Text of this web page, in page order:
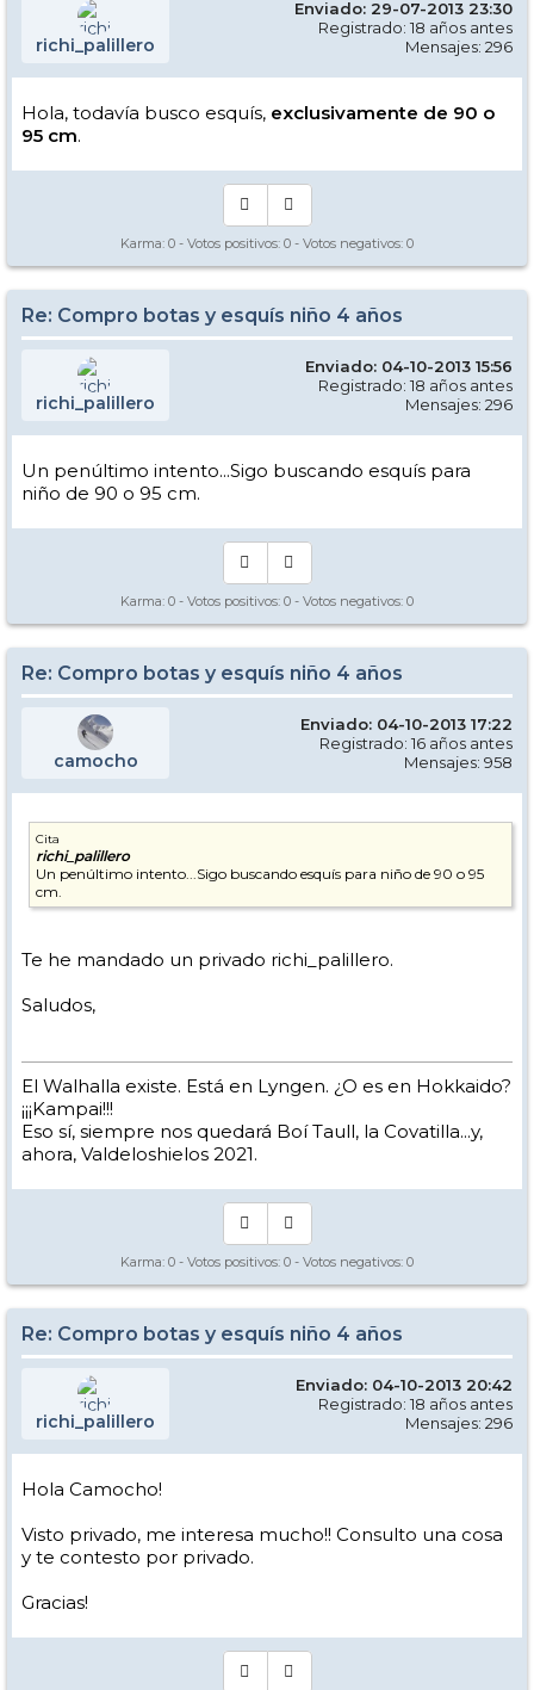
richi_palillero
Enviado: 29-07-2013 23:30
Registrado: 18 años antes
Mensajes: 296
Hola, todavía busco esquís, exclusivamente de 90 o
95 cm.
Karma: 0 - Votos positivos: 0 - Votos negativos: 0
Re: Compro botas y esquís niño 4 años
richi_palillero
Enviado: 04-10-2013 15:56
Registrado: 18 años antes
Mensajes: 296
Un penúltimo intento...Sigo buscando esquís para
niño de 90 o 95 cm.
Karma: 0 - Votos positivos: 0 - Votos negativos: 0
Re: Compro botas y esquís niño 4 años
camocho
Enviado: 04-10-2013 17:22
Registrado: 16 años antes
Mensajes: 958
Cita
richi_palillero
Un penúltimo intento...Sigo buscando esquís para niño de 90 o 95
cm.
Te he mandado un privado richi_palillero.
Saludos,
El Walhalla existe. Está en Lyngen. ¿O es en Hokkaido?
¡¡¡Kampai!!!
Eso sí, siempre nos quedará Boí Taull, la Covatilla...y,
ahora, Valdeloshielos 2021.
Karma: 0 - Votos positivos: 0 - Votos negativos: 0
Re: Compro botas y esquís niño 4 años
richi_palillero
Enviado: 04-10-2013 20:42
Registrado: 18 años antes
Mensajes: 296
Hola Camocho!
Visto privado, me interesa mucho!! Consulto una cosa
y te contesto por privado.
Gracias!